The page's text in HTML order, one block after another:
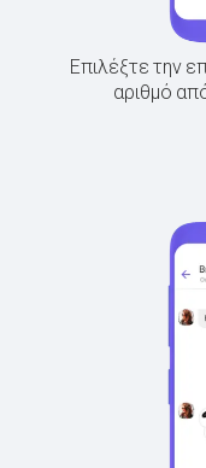
Επιλέξτε την
αριθμό